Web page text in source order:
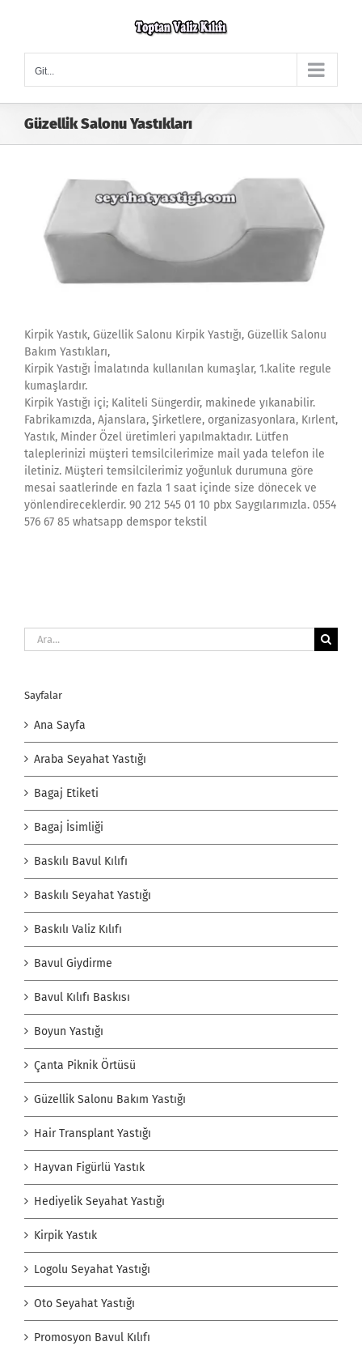
Git...
Güzellik Salonu Yastıkları
Kirpik Yastık, Güzellik Salonu Kirpik Yastığı, Güzellik Salonu
Bakım Yastıkları,
Kirpik Yastığı İmalatında kullanılan kumaşlar, 1.kalite regule
kumaşlardır.
Kirpik Yastığı içi; Kaliteli Süngerdir, makinede yıkanabilir.
Fabrikamızda, Ajanslara, Şirketlere, organizasyonlara, Kırlent,
Yastık, Minder Özel üretimleri yapılmaktadır. Lütfen
taleplerinizi müşteri temsilcilerimize mail yada telefon ile
iletiniz. Müşteri temsilcilerimiz yoğunluk durumuna göre
mesai saatlerinde en fazla 1 saat içinde size dönecek ve
yönlendireceklerdir. 90 212 545 01 10 pbx Saygılarımızla. 0554
576 67 85 whatsapp demspor tekstil
Ara:
Sayfalar
Ana Sayfa
Araba Seyahat Yastığı
Bagaj Etiketi
Bagaj İsimliği
Baskılı Bavul Kılıfı
Baskılı Seyahat Yastığı
Baskılı Valiz Kılıfı
Bavul Giydirme
Bavul Kılıfı Baskısı
Boyun Yastığı
Çanta Piknik Örtüsü
Güzellik Salonu Bakım Yastığı
Hair Transplant Yastığı
Hayvan Figürlü Yastık
Hediyelik Seyahat Yastığı
Kirpik Yastık
Logolu Seyahat Yastığı
Oto Seyahat Yastığı
Promosyon Bavul Kılıfı